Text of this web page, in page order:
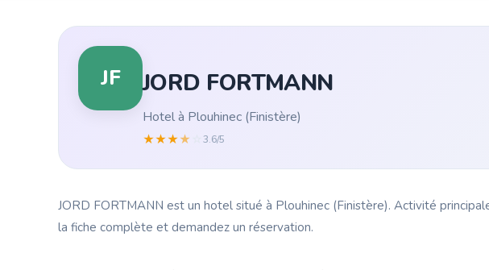
JF JORD FORTMANN
Hotel à Plouhinec (Finistère)
★★★★ 3.6/5
JORD FORTMANN est un hotel situé à Plouhinec (Finistère). Activité
la fiche complète et demandez un réservation.